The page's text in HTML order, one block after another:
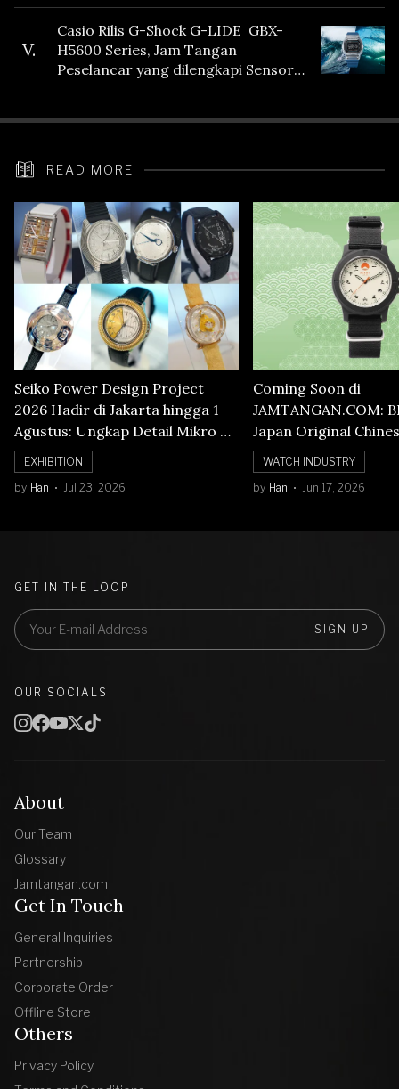
V.
Casio Rilis G-Shock G-LIDE GBX-
H5600 Series, Jam Tangan
Peselancar yang dilengkapi Sensor
READ MORE
Seiko Power Design Project
2026 Hadir di Jakarta hingga 1
Agustus: Ungkap Detail Mikro di
Balik Seni Watchmaking
EXHIBITION
by Han Jul 23, 2026
Coming Soon di
JAMTANGAN.COM:
Japan Original
Numerals Watch
WATCH INDUSTRY
by Han Jun 17, 2026
About
Our Team
Glossary
Jamtangan.com
Get In Touch
General Inquiries
Partnership
Corporate Order
Offline Store
Others
Privacy Policy
GET IN THE LOOP
SIGN UP
OUR SOCIALS